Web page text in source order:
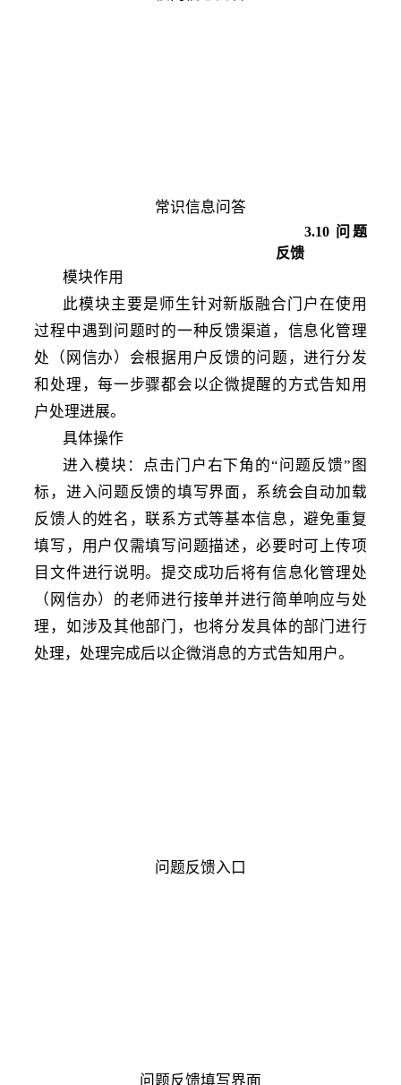
常识信息问答
3.10 问题
反馈
模块作用
此模块主要是师生针对新版融合门户在使用
过程中遇到问题时的一种反馈渠道，信息化管理
处（网信办）会根据用户反馈的问题，进行分发
和处理，每一步骤都会以企微提醒的方式告知用
户处理进展。
具体操作
进入模块：点击门户右下角的“问题反馈”图
标，进入问题反馈的填写界面，系统会自动加载
反馈人的姓名，联系方式等基本信息，避免重复
填写，用户仅需填写问题描述，必要时可上传项
目文件进行说明。提交成功后将有信息化管理处
（网信办）的老师进行接单并进行简单响应与处
理，如涉及其他部门，也将分发具体的部门进行
处理，处理完成后以企微消息的方式告知用户。
问题反馈入口
问题反馈填写界面